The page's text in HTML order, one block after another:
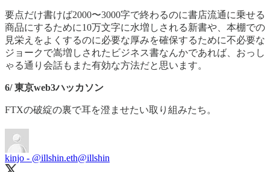
要点だけ書けば2000〜3000字で終わるのに書店流通に乗せる
商品にするために10万文字に水増しされる新書や、本棚での
見栄えをよくするのに必要な厚みを確保するために不必要な
ジョークで嵩増しされたビジネス書なんかであれば、おっし
ゃる通り会話もまた有効な方法だと思います。
6/ 東京web3ハッカソン
FTXの破綻の裏で耳を澄ませたい取り組みたち。
kinjo - @illshin.eth@illshin